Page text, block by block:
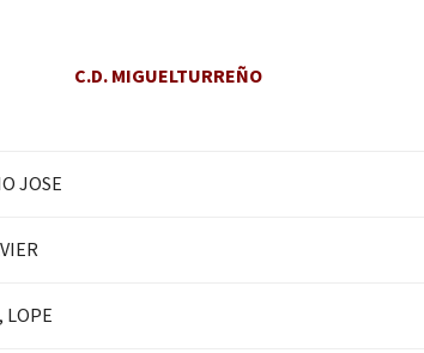
C.D. MIGUELTURREÑO
JOSE
LOPE